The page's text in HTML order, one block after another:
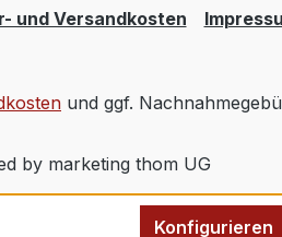
und Versandkosten
und ggf.
by marketing thom UG
Konfigurieren